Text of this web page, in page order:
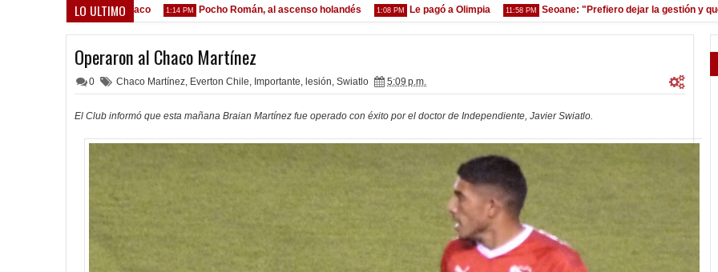
LO ULTIMO
formal por Lomónaco 1:14 PM Pocho Román, al ascenso holandés 1:08 PM Le pagó a Olimpia 11:58 PM Seoane: "Prefiero dejar la gestión y que
Operaron al Chaco Martínez
0 Chaco Martínez, Everton Chile, Importante, lesión, Swiatlo 5:09 p.m.
El Club informó que esta mañana Braian Martínez fue operado con éxito por el doctor de Independiente, Javier Swiatlo.